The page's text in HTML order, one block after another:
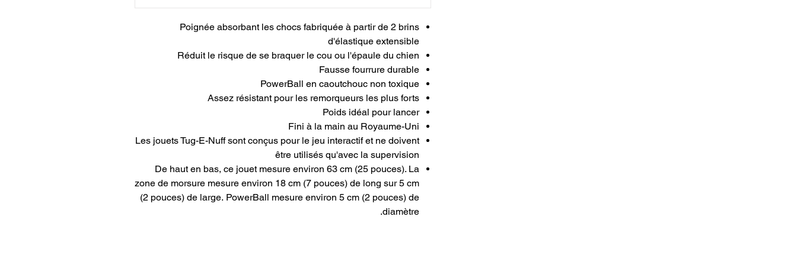
Poignée absorbant les chocs fabriquée à partir de 2 brins
d'élastique extensible
Réduit le risque de se braquer le cou ou l'épaule du chien
Fausse fourrure durable
PowerBall en caoutchouc non toxique
Assez résistant pour les remorqueurs les plus forts
Poids idéal pour lancer
Fini à la main au Royaume-Uni
Les jouets Tug-E-Nuff sont conçus pour le jeu interactif et ne doivent
être utilisés qu'avec la supervision
De haut en bas, ce jouet mesure environ 63 cm (25 pouces). La
zone de morsure mesure environ 18 cm (7 pouces) de long sur 5 cm
(2 pouces) de large. PowerBall mesure environ 5 cm (2 pouces) de
diamètre.